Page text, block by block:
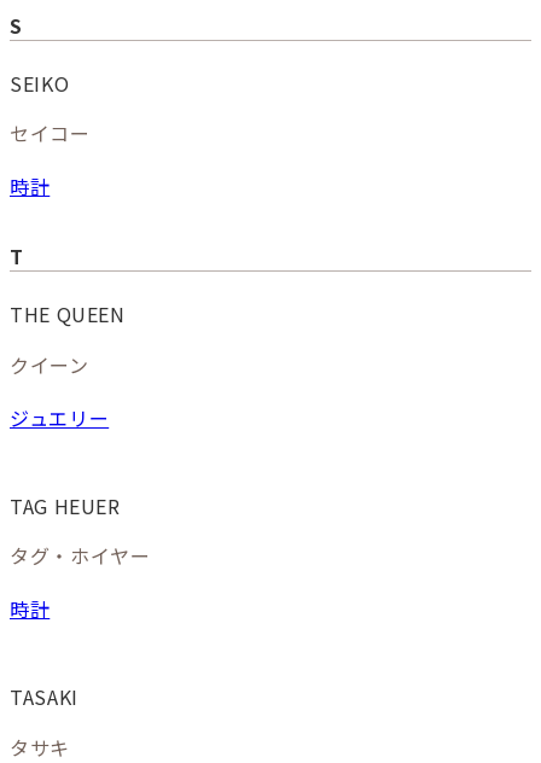
S
SEIKO
セイコー
時計
T
THE QUEEN
クイーン
ジュエリー
TAG HEUER
タグ・ホイヤー
時計
TASAKI
タサキ